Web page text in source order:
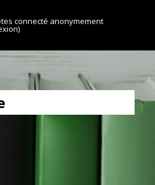
connecté anonymement
)